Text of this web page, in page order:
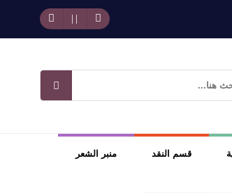
قسم النقد منبر الشعر